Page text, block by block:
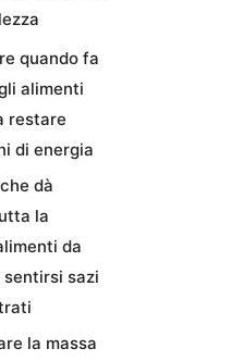
quando fa
alimenti
restare
di energia
dà
la
da
sazi
la massa